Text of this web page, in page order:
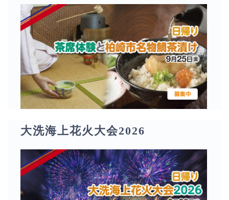
大洗海上花火大会2026